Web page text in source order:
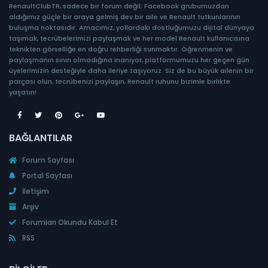
RenaultClubTR, sadece bir forum değil; Facebook grubumuzdan
aldığımız güçle bir araya gelmiş dev bir aile ve Renault tutkunlarının
buluşma noktasıdır. Amacımız, yollardaki dostluğumuzu dijital dünyaya
taşımak, tecrübelerimizi paylaşmak ve her model Renault kullanıcısına
teknikten görselliğe en doğru rehberliği sunmaktır. Öğrenmenin ve
paylaşmanın sınırı olmadığına inanıyor, platformumuzu her geçen gün
üyelerimizin desteğiyle daha ileriye taşıyoruz. Siz de bu büyük ailenin bir
parçası olun, tecrübenizi paylaşın, Renault ruhunu bizimle birlikte
yaşatın!
BAĞLANTILAR
Forum Sayfası
Portal Sayfası
İletişim
Arşiv
Forumları Okundu Kabul Et
RSS